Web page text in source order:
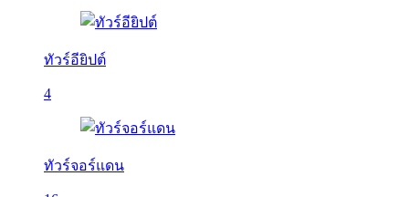
ทัวร์อียิปต์
4
ทัวร์จอร์แดน